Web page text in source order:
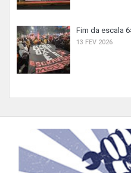
Fim da escala
13 FEV 2026